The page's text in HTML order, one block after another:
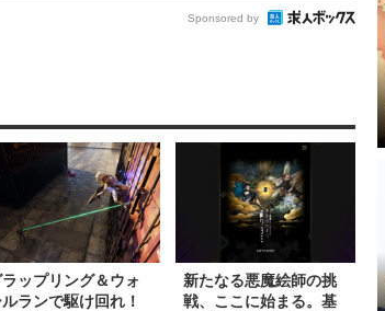
Sponsored by
ラップリング＆ウォ
ランで駆け回れ！
新たなる悪魔絵師の挑
戦、ここに始まる。基